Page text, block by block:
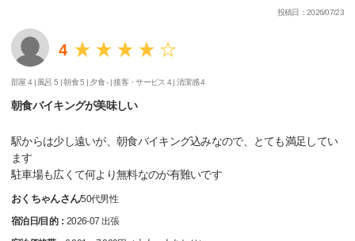
投稿日：2026/07/23
4
部屋 4 | 風呂 5 |朝食 5 | 夕食 - |接客・サービス 4 |清潔感 4
朝食バイキングが美味しい
駅からは少し遠いが、朝食バイキング込みなので、とても満足してい
ます
駐車場も広くて何より無料なのが有難いです
おくちゃんさん/50代男性
宿泊日/目的：2026-07 出張